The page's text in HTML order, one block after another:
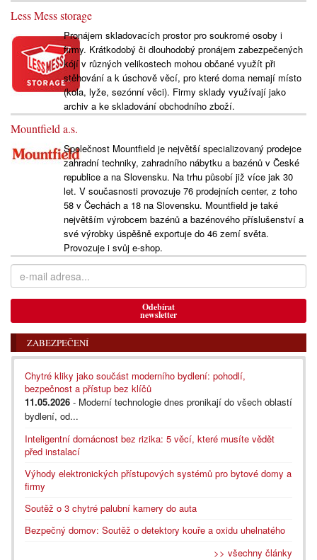
Less Mess storage
Pronájem skladovacích prostor pro soukromé osoby i
firmy. Krátkodobý či dlouhodobý pronájem zabezpečených
kójí v různých velikostech mohou občané využít při
stěhování a k úschově věcí, pro které doma nemají místo
(kola, lyže, sezónní věci). Firmy sklady využívají jako
archiv a ke skladování obchodního zboží.
Mountfield a.s.
Společnost Mountfield je největší specializovaný prodejce
zahradní techniky, zahradního nábytku a bazénů v České
republice a na Slovensku. Na trhu působí již více jak 30
let. V současnosti provozuje 76 prodejních center, z toho
58 v Čechách a 18 na Slovensku. Mountfield je také
největším výrobcem bazénů a bazénového příslušenství a
své výrobky úspěšně exportuje do 46 zemí světa.
Provozuje i svůj e-shop.
Odebírat
newsletter
ZABEZPEČENÍ
Chytré kliky jako součást moderního bydlení: pohodlí,
bezpečnost a přístup bez klíčů
11.05.2026 - Moderní technologie dnes pronikají do všech oblastí
bydlení, od...
Inteligentní domácnost bez rizika: 5 věcí, které musíte vědět
před instalací
Výhody elektronických přístupových systémů pro bytové domy a
firmy
Soutěž o 3 chytré palubní kamery do auta
Bezpečný domov: Soutěž o detektory kouře a oxidu uhelnatého
>> všechny články